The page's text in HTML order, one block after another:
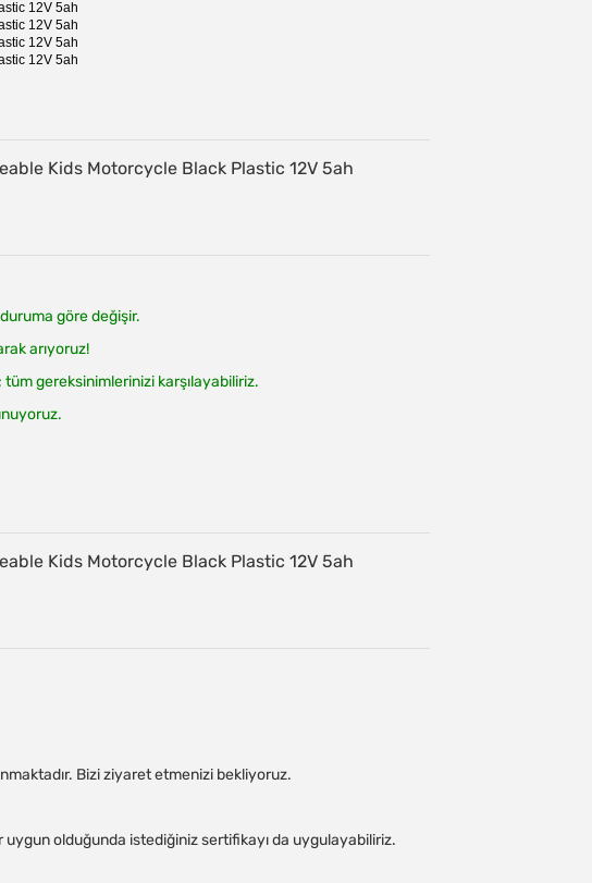
göre değişir.
arıyoruz!
tüm gereksinimlerinizi karşılayabiliriz.
Bizi ziyaret etmenizi bekliyoruz.
uygun olduğunda istediğiniz sertifikayı da uygulayabiliriz.